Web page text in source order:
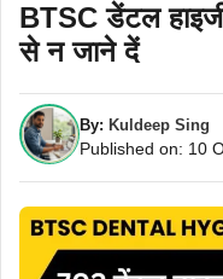
BTSC डेंटल
से न जाने दें
By: Kuldeep Sing
Published on: 10